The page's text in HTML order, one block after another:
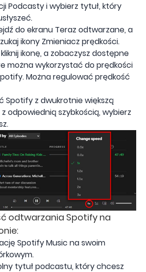
Podcasty i wybierz tytuł, który
do ekranu Teraz odtwarzane, a
ikony Zmieniacz prędkości.
ikonę, a zobaczysz dostępne
można wykorzystać do prędkości
Można regulować prędkość
Spotify z dwukrotnie większą
odpowiednią szybkością, wybierz
odtwarzania Spotify na
Spotify Music na swoim
tytuł podcastu, który chcesz